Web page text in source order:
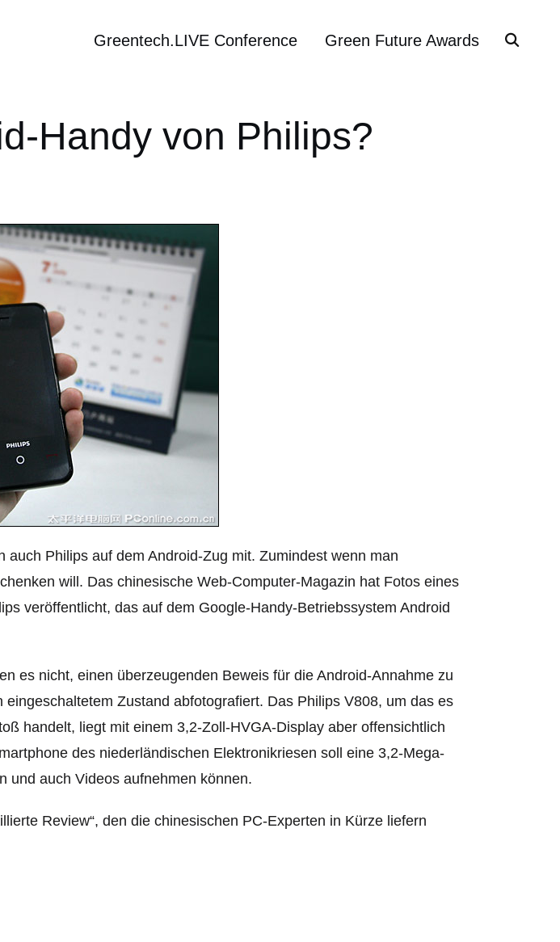
Greentech.LIVE Conference Green Future Awards
Handy von Philips?
auch Philips auf dem Android-Zug mit. Zumindest wenn man
will. Das chinesische Web-Computer-Magazin hat Fotos eines
veröffentlicht, das auf dem Google-Handy-Betriebssystem Android
es nicht, einen überzeugenden Beweis für die Android-Annahme zu
eingeschaltetem Zustand abfotografiert. Das Philips V808, um das es
handelt, liegt mit einem 3,2-Zoll-HVGA-Display aber offensichtlich
des niederländischen Elektronikriesen soll eine 3,2-Mega-
und auch Videos aufnehmen können.
Review“, den die chinesischen PC-Experten in Kürze liefern